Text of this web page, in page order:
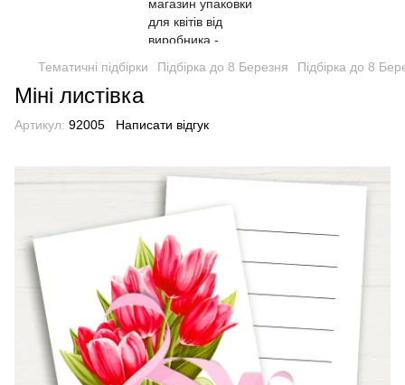
Тематичні підбірки Підбірка до 8 Березня Підбірка до 8
Міні листівка
Артикул: 92005 Написати відгук